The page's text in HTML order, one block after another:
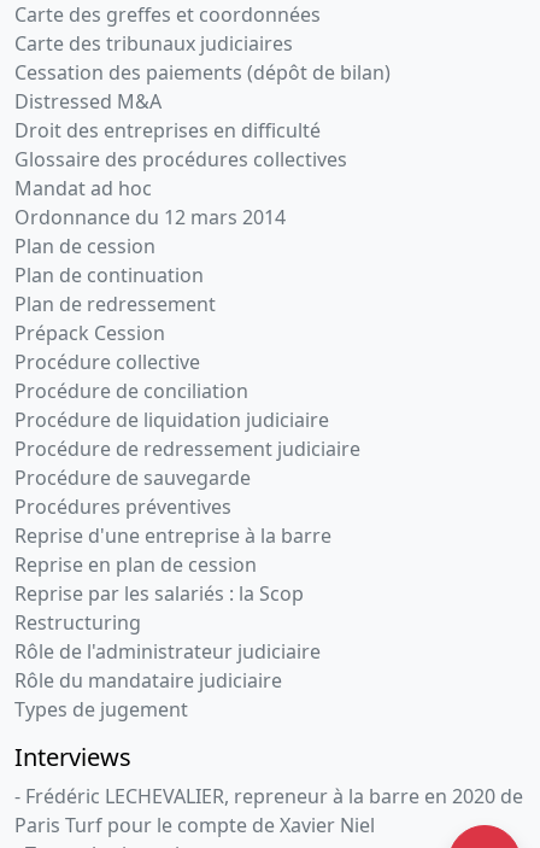
Carte des greffes et coordonnées
Carte des tribunaux judiciaires
Cessation des paiements (dépôt de bilan)
Distressed M&A
Droit des entreprises en difficulté
Glossaire des procédures collectives
Mandat ad hoc
Ordonnance du 12 mars 2014
Plan de cession
Plan de continuation
Plan de redressement
Prépack Cession
Procédure collective
Procédure de conciliation
Procédure de liquidation judiciaire
Procédure de redressement judiciaire
Procédure de sauvegarde
Procédures préventives
Reprise d'une entreprise à la barre
Reprise en plan de cession
Reprise par les salariés : la Scop
Restructuring
Rôle de l'administrateur judiciaire
Rôle du mandataire judiciaire
Types de jugement
Interviews
- Frédéric LECHEVALIER, repreneur à la barre en 2020 de
Paris Turf pour le compte de Xavier Niel